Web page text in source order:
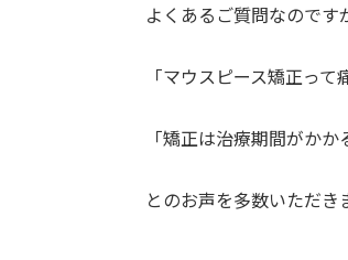
よくあるご質問なのです
「マウスピース矯正って
「矯正は治療期間がか
とのお声を多数いただき